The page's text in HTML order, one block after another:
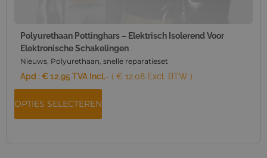
Polyurethaan Pottinghars – Elektrisch Isolerend Voor
Elektronische Schakelingen
Nieuws, Polyurethaan, snelle reparatieset
Apd :€12,95TVA Incl.- ( € 12.08 Excl. BTW )
OPTIES SELECTEREN